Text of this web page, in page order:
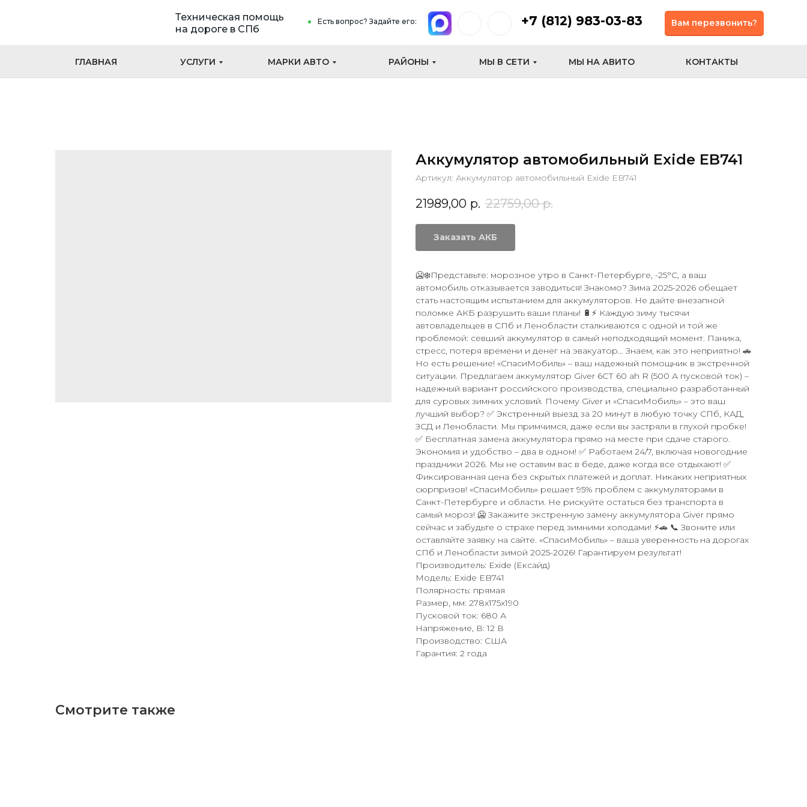
Есть вопрос? Задайте его:
ГЛАВНАЯ
+7 (812) 983-03-83
УСЛУГИ МАРКИ АВТО РАЙОНЫ МЫ В СЕТИ МЫ НА АВИТО КОНТАКТЫ
Вам перезвонить?
Техническая помощь
на дороге в СПб
Аккумулятор автомобильный Exide EB741
Артикул: Аккумулятор автомобильный Exide EB741
21989,00 р. 22759,00 р.
Заказать АКБ
🥶❄️Представьте: морозное утро в Санкт-Петербурге, -25°C, а ваш
автомобиль отказывается заводиться! Знакомо? Зима 2025-2026 обещает
стать настоящим испытанием для аккумуляторов. Не дайте внезапной
поломке АКБ разрушить ваши планы! 🔋⚡ Каждую зиму тысячи
автовладельцев в СПб и Ленобласти сталкиваются с одной и той же
проблемой: севший аккумулятор в самый неподходящий момент. Паника,
стресс, потеря времени и денег на эвакуатор… Знаем, как это неприятно! 🚗
Но есть решение! «СпасиМобиль» – ваш надежный помощник в экстренной
ситуации. Предлагаем аккумулятор Giver 6СТ 60 ah R (500 А пусковой ток) –
надежный вариант российского производства, специально разработанный
для суровых зимних условий. Почему Giver и «СпасиМобиль» – это ваш
лучший выбор? ✅ Экстренный выезд за 20 минут в любую точку СПб, КАД,
ЗСД и Ленобласти. Мы примчимся, даже если вы застряли в глухой пробке!
✅ Бесплатная замена аккумулятора прямо на месте при сдаче старого.
Экономия и удобство – два в одном! ✅ Работаем 24/7, включая новогодние
праздники 2026. Мы не оставим вас в беде, даже когда все отдыхают! ✅
Фиксированная цена без скрытых платежей и доплат. Никаких неприятных
сюрпризов! «СпасиМобиль» решает 95% проблем с аккумуляторами в
Санкт-Петербурге и области. Не рискуйте остаться без транспорта в
самый мороз! 🥶 Закажите экстренную замену аккумулятора Giver прямо
сейчас и забудьте о страхе перед зимними холодами! ⚡🚗 📞 Звоните или
оставляйте заявку на сайте. «СпасиМобиль» – ваша уверенность на дорогах
СПб и Ленобласти зимой 2025-2026! Гарантируем результат!
Производитель: Exide (Ексайд)
Модель: Exide EB741
Полярность: прямая
Размер, мм: 278x175x190
Пусковой ток: 680 А
Напряжение, В: 12 В
Производство: США
Гарантия: 2 года
Смотрите также